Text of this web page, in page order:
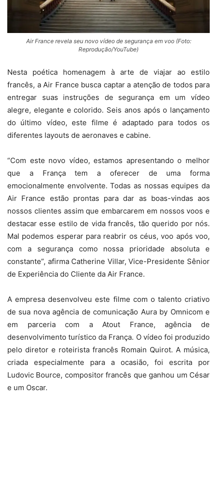
Air France revela seu novo vídeo de segurança em voo (Foto:
Reprodução/YouTube)
Nesta poética homenagem à arte de viajar ao estilo
francês, a Air France busca captar a atenção de todos para
entregar suas instruções de segurança em um vídeo
alegre, elegante e colorido. Seis anos após o lançamento
do último vídeo, este filme é adaptado para todos os
diferentes layouts de aeronaves e cabine.
“Com este novo vídeo, estamos apresentando o melhor
que a França tem a oferecer de uma forma
emocionalmente envolvente. Todas as nossas equipes da
Air France estão prontas para dar as boas-vindas aos
nossos clientes assim que embarcarem em nossos voos e
destacar esse estilo de vida francês, tão querido por nós.
Mal podemos esperar para reabrir os céus, voo após voo,
com a segurança como nossa prioridade absoluta e
constante”, afirma Catherine Villar, Vice-Presidente Sênior
de Experiência do Cliente da Air France.
A empresa desenvolveu este filme com o talento criativo
de sua nova agência de comunicação Aura by Omnicom e
em parceria com a Atout France, agência de
desenvolvimento turístico da França. O vídeo foi produzido
pelo diretor e roteirista francês Romain Quirot. A música,
criada especialmente para a ocasião, foi escrita por
Ludovic Bource, compositor francês que ganhou um César
e um Oscar.